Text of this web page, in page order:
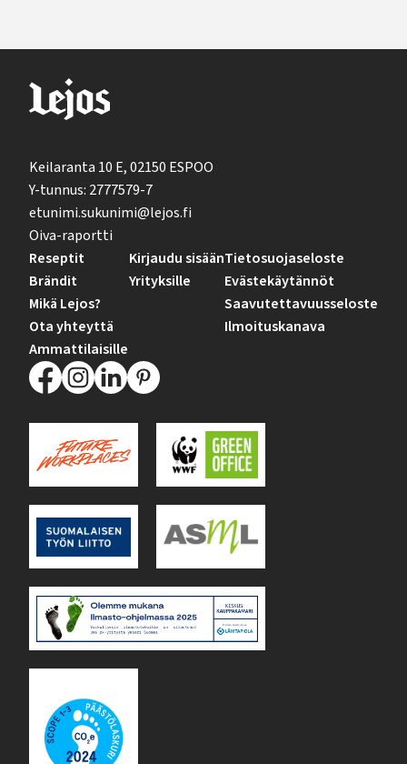
Keilaranta 10 E, 02150 ESPOO
Y-tunnus: 2777579-7
etunimi.sukunimi@lejos.fi
Oiva-raportti
Reseptit
Brändit
Mikä Lejos?
Ota yhteyttä
Ammattilaisille
Kirjaudu sisään
Yrityksille
Tietosuojaseloste
Evästekäytännöt
Saavutettavuusseloste
Ilmoituskanava